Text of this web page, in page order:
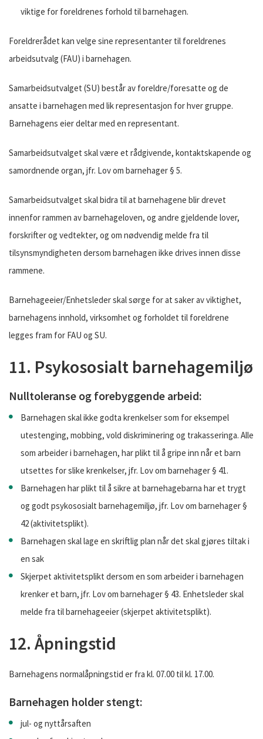
viktige for foreldrenes forhold til barnehagen.
Foreldrerådet kan velge sine representanter til foreldrenes
arbeidsutvalg (FAU) i barnehagen.
Samarbeidsutvalget (SU) består av foreldre/foresatte og de
ansatte i barnehagen med lik representasjon for hver gruppe.
Barnehagens eier deltar med en representant.
Samarbeidsutvalget skal være et rådgivende, kontaktskapende og
samordnende organ, jfr. Lov om barnehager § 5.
Samarbeidsutvalget skal bidra til at barnehagene blir drevet
innenfor rammen av barnehageloven, og andre gjeldende lover,
forskrifter og vedtekter, og om nødvendig melde fra til
tilsynsmyndigheten dersom barnehagen ikke drives innen disse
rammene.
Barnehageeier/Enhetsleder skal sørge for at saker av viktighet,
barnehagens innhold, virksomhet og forholdet til foreldrene
legges fram for FAU og SU.
11. Psykososialt barnehagemiljø
Nulltoleranse og forebyggende arbeid:
Barnehagen skal ikke godta krenkelser som for eksempel
utestenging, mobbing, vold diskriminering og trakasseringa. Alle
som arbeider i barnehagen, har plikt til å gripe inn når et barn
utsettes for slike krenkelser, jfr. Lov om barnehager § 41.
Barnehagen har plikt til å sikre at barnehagebarna har et trygt
og godt psykososialt barnehagemiljø, jfr. Lov om barnehager §
42 (aktivitetsplikt).
Barnehagen skal lage en skriftlig plan når det skal gjøres tiltak i
en sak
Skjerpet aktivitetsplikt dersom en som arbeider i barnehagen
krenker et barn, jfr. Lov om barnehager § 43. Enhetsleder skal
melde fra til barnehageeier (skjerpet aktivitetsplikt).
12. Åpningstid
Barnehagens normalåpningstid er fra kl. 07.00 til kl. 17.00.
Barnehagen holder stengt:
jul- og nyttårsaften